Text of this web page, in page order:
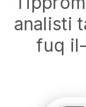
analisti
fuq